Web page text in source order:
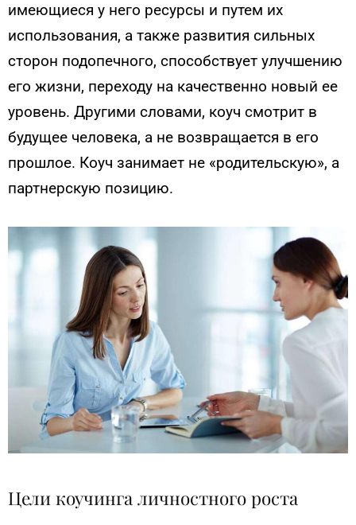
имеющиеся у него ресурсы и путем их
использования, а также развития сильных
сторон подопечного, способствует улучшению
его жизни, переходу на качественно новый ее
уровень. Другими словами, коуч смотрит в
будущее человека, а не возвращается в его
прошлое. Коуч занимает не «родительскую», а
партнерскую позицию.
Цели коучинга личностного роста